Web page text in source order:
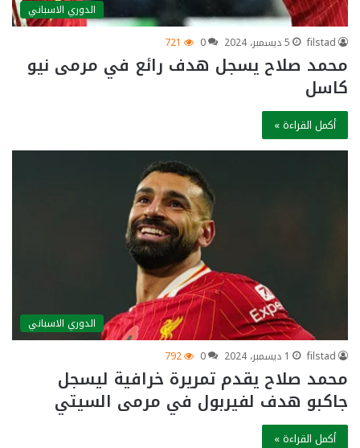
الدوري الاسباني
filstad
5 ديسمبر، 2024 0
721
محمد صلاح يسجل هدف رائع في مرمى نيو
كاسل
أكمل القراءة »
الدوري الاسباني
filstad
1 ديسمبر، 2024 0
792
محمد صلاح يقدم تمريرة خرافية ليسجل
جاكبو هدف لفيربول في مرمى السيتي
أكمل القراءة »